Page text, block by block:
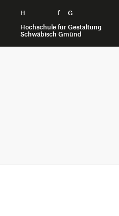
H f
G
Hochschule für Gestaltung
Schwäbisch Gmünd
Zum Seiteninhalt springen